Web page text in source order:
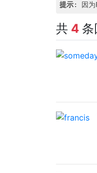
提示: 因为
共 4 条